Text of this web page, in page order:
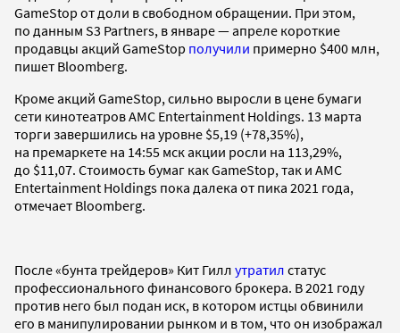
GameStop от доли в свободном обращении. При этом,
по данным S3 Partners, в январе — апреле короткие
продавцы акций GameStop получили примерно $400 млн,
пишет Bloomberg.
Кроме акций GameStop, сильно выросли в цене бумаги
сети кинотеатров AMC Entertainment Holdings. 13 марта
торги завершились на уровне $5,19 (+78,35%),
на премаркете на 14:55 мск акции росли на 113,29%,
до $11,07. Стоимость бумаг как GameStop, так и AMC
Entertainment Holdings пока далека от пика 2021 года,
отмечает Bloomberg.
После «бунта трейдеров» Кит Гилл утратил статус
профессионального финансового брокера. В 2021 году
против него был подан иск, в котором истцы обвинили
его в манипулировании рынком и в том, что он изображал